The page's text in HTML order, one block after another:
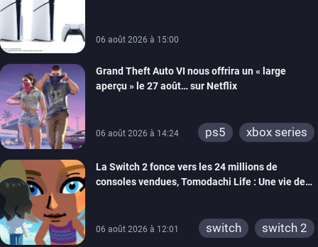
06 août 2026 à 15:00
Grand Theft Auto VI nous offrira un « large
aperçu » le 27 août… sur Netflix
06 août 2026 à 14:24 ps5 xbox series
La Switch 2 fonce vers les 24 millions de
consoles vendues, Tomodachi Life : Une vie de
06 août 2026 à 12:01 switch switch 2